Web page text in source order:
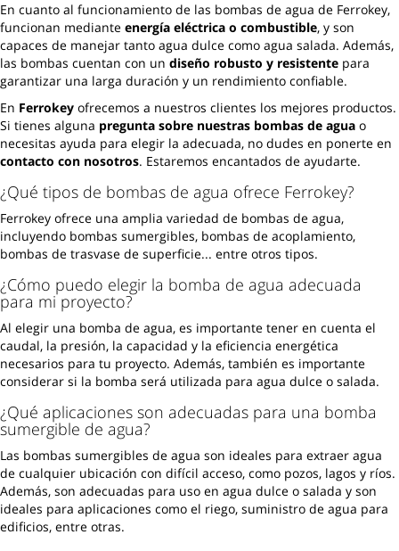
En cuanto al funcionamiento de las bombas de agua de Ferrokey,
funcionan mediante energía eléctrica o combustible, y son
capaces de manejar tanto agua dulce como agua salada. Además,
las bombas cuentan con un diseño robusto y resistente para
garantizar una larga duración y un rendimiento confiable.
En Ferrokey ofrecemos a nuestros clientes los mejores productos.
Si tienes alguna pregunta sobre nuestras bombas de agua o
necesitas ayuda para elegir la adecuada, no dudes en ponerte en
contacto con nosotros. Estaremos encantados de ayudarte.
¿Qué tipos de bombas de agua ofrece Ferrokey?
Ferrokey ofrece una amplia variedad de bombas de agua,
incluyendo bombas sumergibles, bombas de acoplamiento,
bombas de trasvase de superficie... entre otros tipos.
¿Cómo puedo elegir la bomba de agua adecuada
para mi proyecto?
Al elegir una bomba de agua, es importante tener en cuenta el
caudal, la presión, la capacidad y la eficiencia energética
necesarios para tu proyecto. Además, también es importante
considerar si la bomba será utilizada para agua dulce o salada.
¿Qué aplicaciones son adecuadas para una bomba
sumergible de agua?
Las bombas sumergibles de agua son ideales para extraer agua
de cualquier ubicación con difícil acceso, como pozos, lagos y ríos.
Además, son adecuadas para uso en agua dulce o salada y son
ideales para aplicaciones como el riego, suministro de agua para
edificios, entre otras.